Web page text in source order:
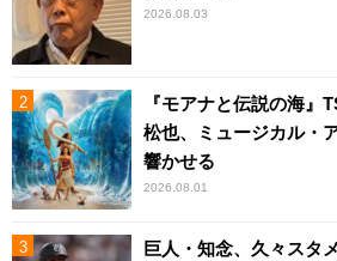
2026.08.03
『モアナと伝説の海』
松也、ミュージカル・
響かせる
2026.08.01
巨人・知念、久々スタ